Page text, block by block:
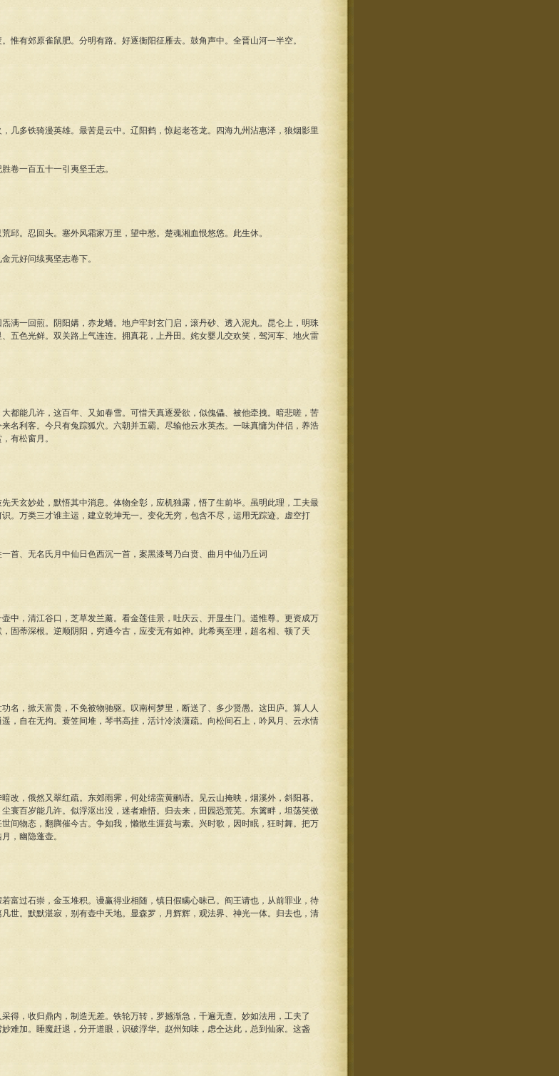
有郊原雀鼠肥。分明有路。好逐衡阳征雁去。鼓角声中。全晋山河一半空。
多铁骑漫英雄。最苦是云中。辽阳鹤，惊起老苍龙。四海九州沾惠泽，狼烟影里
一百五十一引夷坚壬志。
。忍回头。塞外风霜家万里，望中愁。楚魂湘血恨悠悠。此生休。
好问续夷坚志卷下。
一回煎。阴阳媾，赤龙蟠。地户牢封玄门启，滚丹砂、透入泥丸。昆仑上，明珠
五色光鲜。双关路上气连连。拥真花，上丹田。姹女婴儿交欢笑，驾河车、地火雷
能几许，这百年、又如春雪。可惜天真逐爱欲，似傀儡、被他牵拽。暗悲嗟，苦
名利客。今只有兔踪狐穴。六朝并五霸。尽输他云水英杰。一味真慵为伴侣，养浩
有松窗月。
玄妙处，默悟其中消息。体物全彰，应机独露，悟了生前毕。虽明此理，工夫最
。万类三才谁主运，建立乾坤无一。变化无穷，包含不尽，运用无踪迹。虚空打
、无名氏月中仙日色西沉一首，案黑漆弩乃白贲、曲月中仙乃丘词
，清江谷口，芝草发兰薰。看金莲佳景，吐庆云、开显生门。道惟尊。更资成万
固蒂深根。逆顺阴阳，穷通今古，应变无有如神。此希夷至理，超名相、顿了天
，掀天富贵，不免被物驰驱。叹南柯梦里，断送了、多少贤愚。这田庐。算人人
，自在无拘。蓑笠间堆，琴书高挂，活计冷淡潇疏。向松间石上，吟风月、云水情
，俄然又翠红疏。东郊雨霁，何处绵蛮黄鹂语。见云山掩映，烟溪外，斜阳暮。
寰百岁能几许。似浮沤出没，迷者难悟。归去来，田园恐荒芜。东篱畔，坦荡笑傲
间物态，翻腾催今古。争如我，懒散生涯贫与素。兴时歌，因时眠，狂时舞。把万
，幽隐蓬壶。
过石崇，金玉堆积。谩赢得业相随，镇日假瞒心昧己。阎王请也，从前罪业，待
世。默默湛寂，别有壶中天地。显森罗，月辉辉，观法界、神光一体。归去也，清
，收归鼎内，制造无差。铁轮万转，罗撼渐急，千遍无查。妙如法用，工夫了
难加。睡魔赶退，分开道眼，识破浮华。赵州知味，虑仝达此，总到仙家。这盏